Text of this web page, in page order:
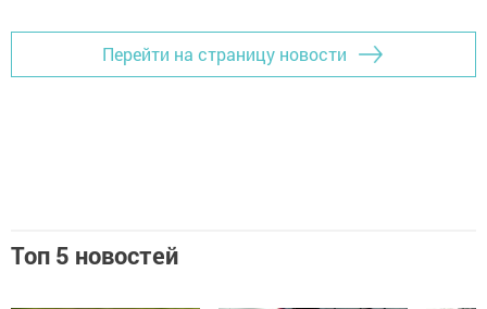
Перейти на страницу новости
Топ 5 новостей